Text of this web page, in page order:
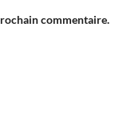
commentaire.